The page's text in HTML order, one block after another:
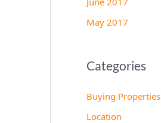
May 2017
Categories
Buying Properties
Location